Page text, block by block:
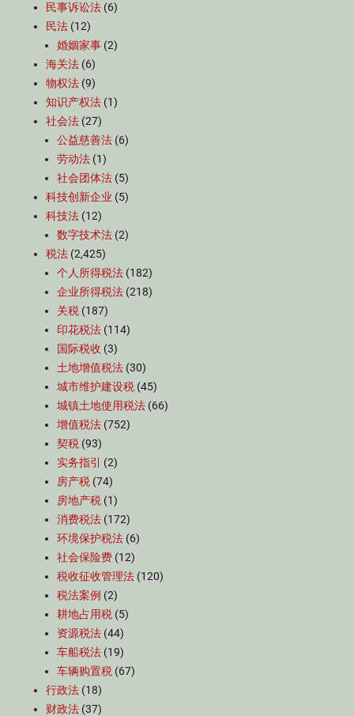
民事诉讼法 (6)
民法 (12)
婚姻家事 (2)
海关法 (6)
物权法 (9)
知识产权法 (1)
社会法 (27)
公益慈善法 (6)
劳动法 (1)
社会团体法 (5)
科技创新企业 (5)
科技法 (12)
数字技术法 (2)
税法 (2,425)
个人所得税法 (182)
企业所得税法 (218)
关税 (187)
印花税法 (114)
国际税收 (3)
土地增值税法 (30)
城市维护建设税 (45)
城镇土地使用税法 (66)
增值税法 (752)
契税 (93)
实务指引
(2)
房产税 (74)
房地产税 (1)
消费税法 (172)
环境保护税法 (6)
社会保险费 (12)
税收征收管理法 (120)
税法案例 (2)
耕地占用税 (5)
资源税法 (44)
车船税法 (19)
车辆购置税 (67)
行政法 (18)
财政法 (37)